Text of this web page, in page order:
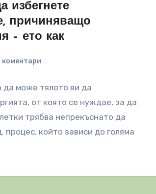
избегнете
причиняващо
– ето как
коментари
да може тялото ви да
от която се нуждае, за да
трябва непрекъснато да
процес, който зависи до голяма